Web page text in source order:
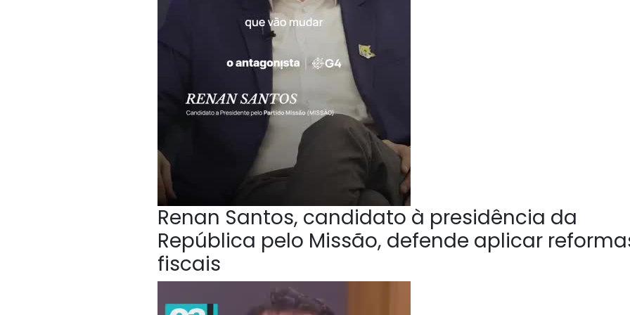
Renan Santos, candidato à presidência da
República pelo Missão, defende aplicar
fiscais